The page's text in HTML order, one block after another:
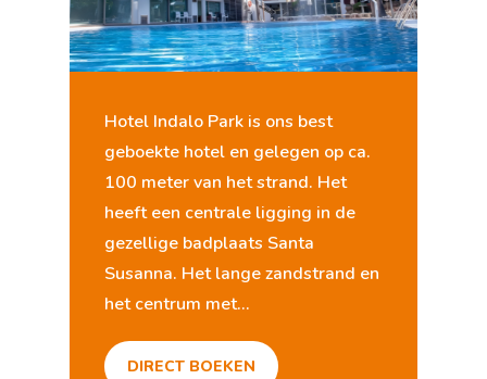
Hotel Indalo Park is ons best
geboekte hotel en gelegen op ca.
100 meter van het strand. Het
heeft een centrale ligging in de
gezellige badplaats Santa
Susanna. Het lange zandstrand en
het centrum met...
DIRECT BOEKEN